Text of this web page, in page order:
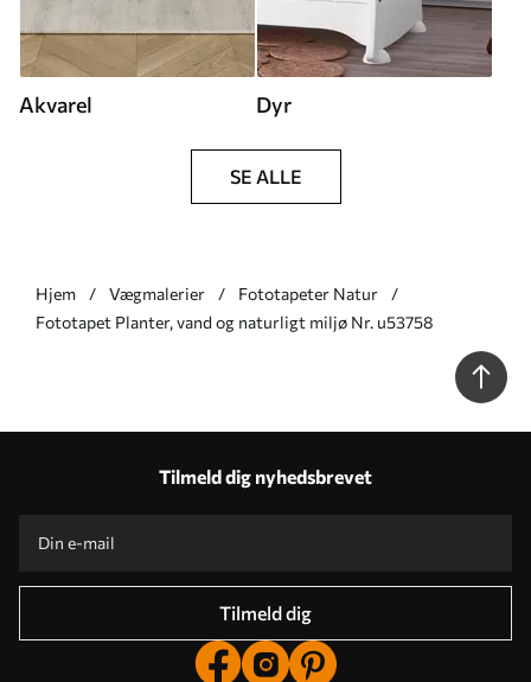
Akvarel Dyr
SE ALLE
Hjem Vægmalerier
Fototapeter Natur
Fototapet Planter, vand og naturligt miljø Nr. u53758
Tilmeld dig nyhedsbrevet
Tilmeld dig